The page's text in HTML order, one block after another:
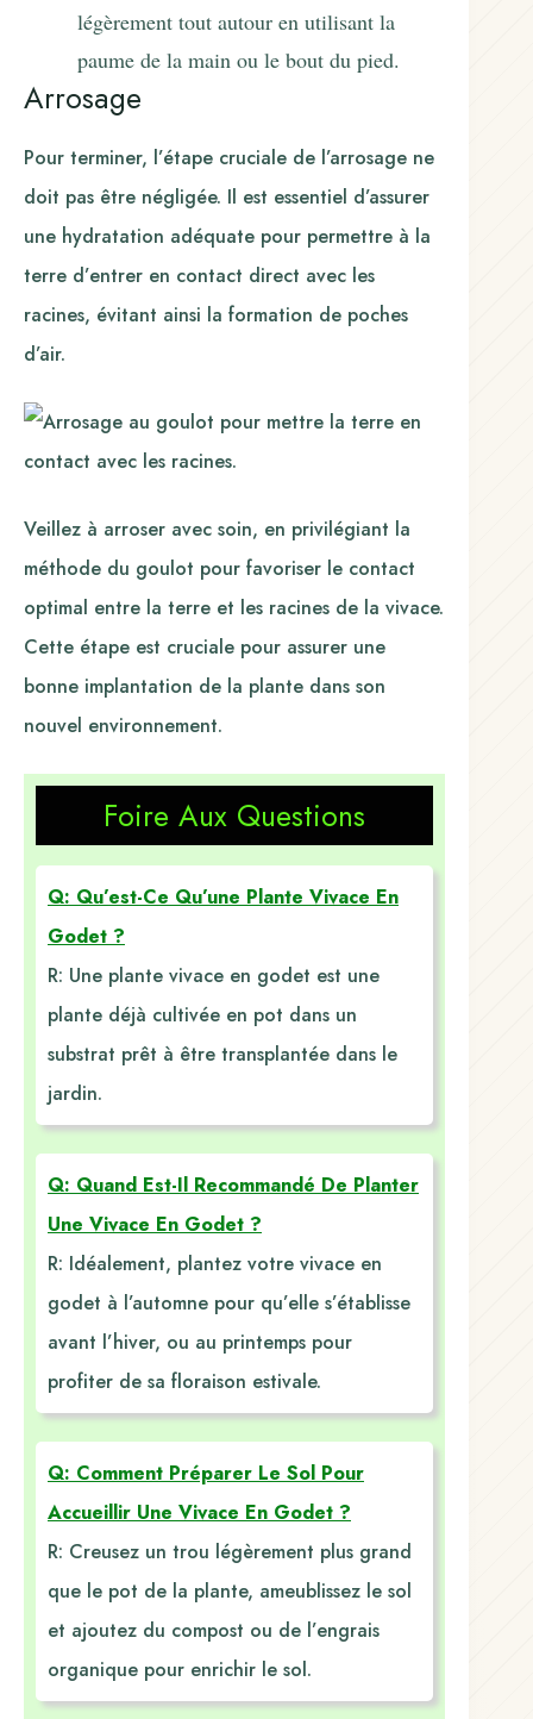
légèrement tout autour en utilisant la
paume de la main ou le bout du pied.
Arrosage
Pour terminer, l’étape cruciale de l’arrosage ne
doit pas être négligée. Il est essentiel d’assurer
une hydratation adéquate pour permettre à la
terre d’entrer en contact direct avec les
racines, évitant ainsi la formation de poches
d’air.
Veillez à arroser avec soin, en privilégiant la
méthode du goulot pour favoriser le contact
optimal entre la terre et les racines de la vivace.
Cette étape est cruciale pour assurer une
bonne implantation de la plante dans son
nouvel environnement.
Foire Aux Questions
Q: Qu’est-Ce Qu’une Plante Vivace En
Godet ?
R: Une plante vivace en godet est une
plante déjà cultivée en pot dans un
substrat prêt à être transplantée dans le
jardin.
Q: Quand Est-Il Recommandé De Planter
Une Vivace En Godet ?
R: Idéalement, plantez votre vivace en
godet à l’automne pour qu’elle s’établisse
avant l’hiver, ou au printemps pour
profiter de sa floraison estivale.
Q: Comment Préparer Le Sol Pour
Accueillir Une Vivace En Godet ?
R: Creusez un trou légèrement plus grand
que le pot de la plante, ameublissez le sol
et ajoutez du compost ou de l’engrais
organique pour enrichir le sol.